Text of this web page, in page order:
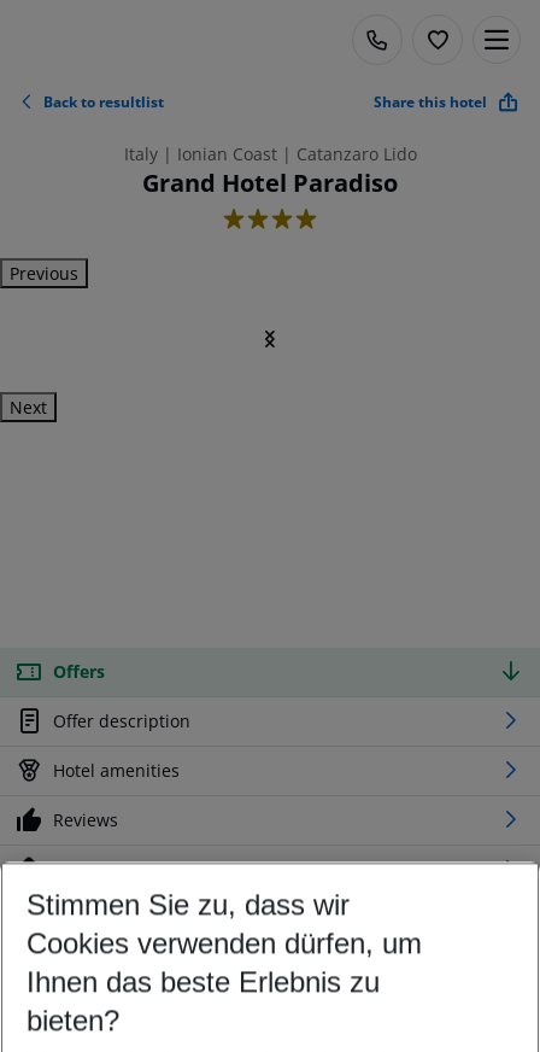
Back to resultlist Share this hotel
Italy | Ionian Coast | Catanzaro Lido
Grand Hotel Paradiso
4
Previous
Next
Offers
Offer description
Hotel amenities
Reviews
Location
Customize your offer
Find the perfect deal which suits your best
Your departure airport
Any airport
Stimmen Sie zu, dass wir
Cookies verwenden dürfen, um
Ihnen das beste Erlebnis zu
bieten?